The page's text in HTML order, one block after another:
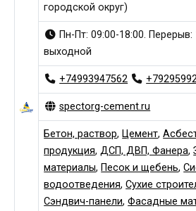
городской округ)
Пн-Пт: 09:00-18:00.
выходной
+74993947562
spectorg-cement.ru
Бетон, раствор, Цемент,
продукция,ДСП, ДВП, Фанера,
материалы, Песок и щебень,
водоотведения,Сухие
Сэндвич-панели,Фасадные